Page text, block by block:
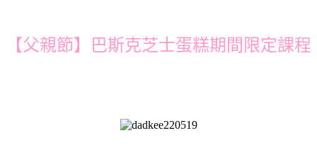
【父親節】巴斯克芝士蛋糕期間限定課程